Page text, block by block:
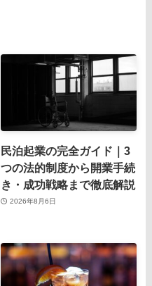
民泊起業の完全ガイド｜3
つの法的制度から開業手続
き・成功戦略まで徹底解説
2026年8月6日